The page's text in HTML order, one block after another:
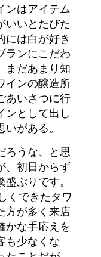
ンはアイテム
いいとたびた
には白が好き
ランにこだわ
まだあまり知
インの醸造所
あいさつに行
ンとして出し
がある。
ろうな、と思
、初日からず
ぶりです。
くできたタワ
方が多く来店
かな手応えを
も少なくな